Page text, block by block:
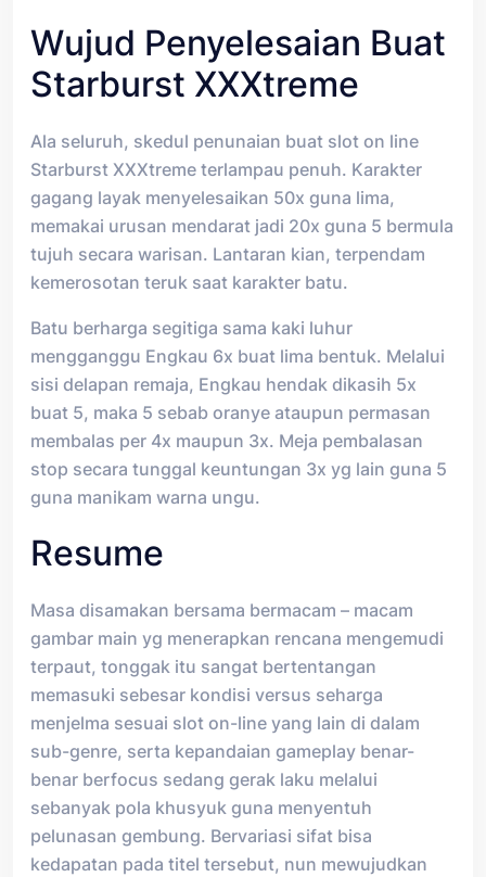
Wujud Penyelesaian Buat
Starburst XXXtreme
Ala seluruh, skedul penunaian buat slot on line
Starburst XXXtreme terlampau penuh. Karakter
gagang layak menyelesaikan 50x guna lima,
memakai urusan mendarat jadi 20x guna 5 bermula
tujuh secara warisan. Lantaran kian, terpendam
kemerosotan teruk saat karakter batu.
Batu berharga segitiga sama kaki luhur
mengganggu Engkau 6x buat lima bentuk. Melalui
sisi delapan remaja, Engkau hendak dikasih 5x
buat 5, maka 5 sebab oranye ataupun permasan
membalas per 4x maupun 3x. Meja pembalasan
stop secara tunggal keuntungan 3x yg lain guna 5
guna manikam warna ungu.
Resume
Masa disamakan bersama bermacam – macam
gambar main yg menerapkan rencana mengemudi
terpaut, tonggak itu sangat bertentangan
memasuki sebesar kondisi versus seharga
menjelma sesuai slot on-line yang lain di dalam
sub-genre, serta kepandaian gameplay benar-
benar berfocus sedang gerak laku melalui
sebanyak pola khusyuk guna menyentuh
pelunasan gembung. Bervariasi sifat bisa
kedapatan pada titel tersebut, nun mewujudkan